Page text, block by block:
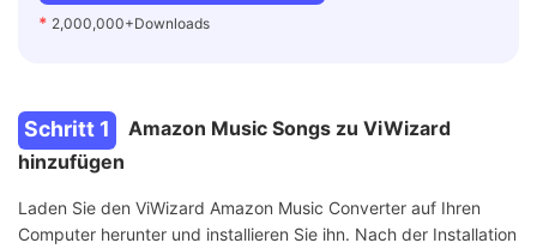
* 2,000,000+Downloads
Schritt 1
Amazon Music Songs zu ViWizard
hinzufügen
Laden Sie den ViWizard Amazon Music Converter auf Ihren
Computer herunter und installieren Sie ihn. Nach der Installation